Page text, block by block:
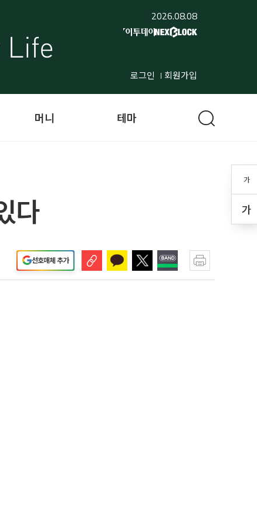
2026.08.08
로그인 회원가입
가
가
머니 테마
다
선호매체 추가